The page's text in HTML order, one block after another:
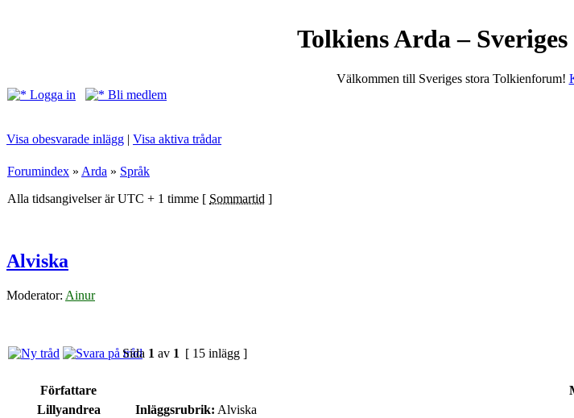
Tolkiens Arda –
Välkommen till Sveriges stora Tolkienforum!
Logga in
Bli medlem
Visa obesvarade inlägg | Visa aktiva trådar
Forumindex » Arda » Språk
Alla tidsangivelser är UTC + 1 timme [ Sommartid ]
Alviska
Moderator: Ainur
Sida 1 av 1 [ 15 inlägg ]
Författare
Lillyandrea
Inläggsrubrik: Alviska